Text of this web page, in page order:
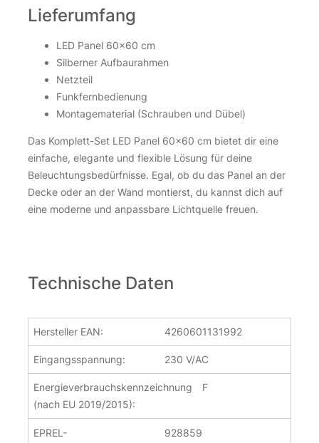
Lieferumfang
LED Panel 60×60 cm
Silberner Aufbaurahmen
Netzteil
Funkfernbedienung
Montagematerial (Schrauben und Dübel)
Das Komplett-Set LED Panel 60×60 cm bietet dir eine
einfache, elegante und flexible Lösung für deine
Beleuchtungsbedürfnisse. Egal, ob du das Panel an der
Decke oder an der Wand montierst, du kannst dich auf
eine moderne und anpassbare Lichtquelle freuen.
Technische Daten
Hersteller EAN: 4260601131992
Eingangsspannung: 230 V/AC
Energieverbrauchskennzeichnung
(nach EU 2019/2015):
F
EPREL- 928859